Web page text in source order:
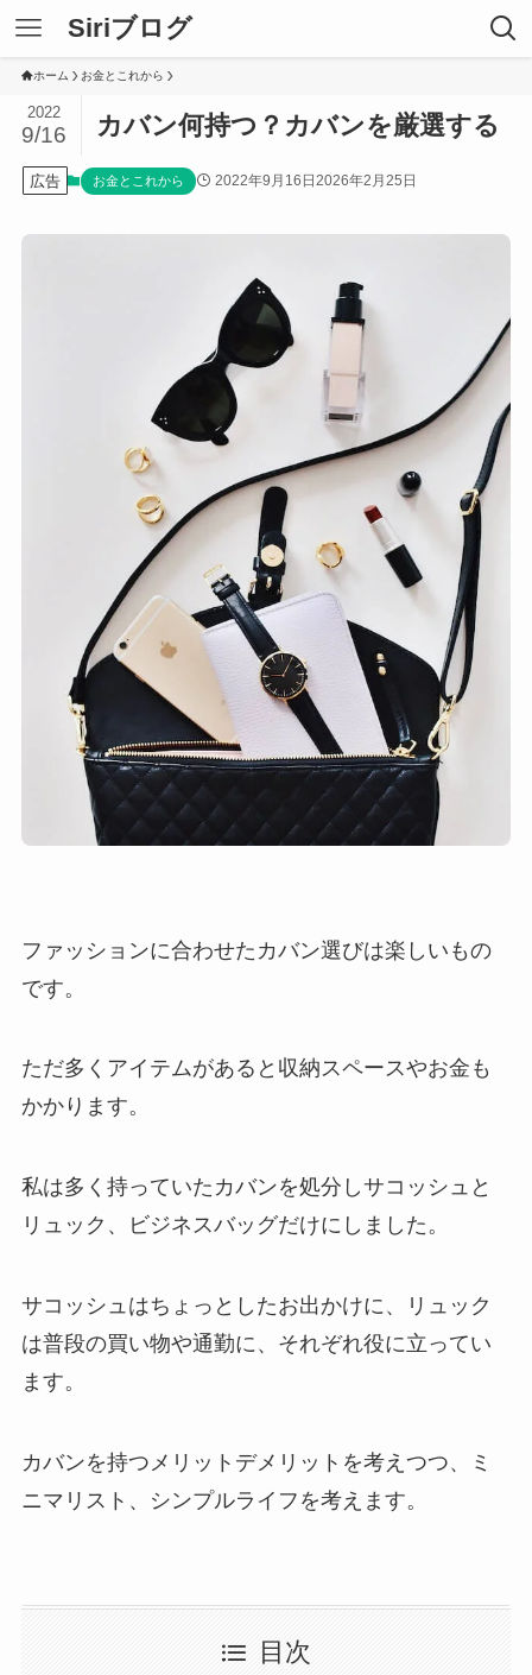
Siriブログ
ホーム お金とこれから
カバン何持つ？カバンを厳選する
2022
9/16
広告 お金とこれから 2022年9月16日 2026年2月25日
ファッションに合わせたカバン選びは楽しいもの
です。
ただ多くアイテムがあると収納スペースやお金も
かかります。
私は多く持っていたカバンを処分しサコッシュと
リュック、ビジネスバッグだけにしました。
サコッシュはちょっとしたお出かけに、リュック
は普段の買い物や通勤に、それぞれ役に立ってい
ます。
カバンを持つメリットデメリットを考えつつ、ミ
ニマリスト、シンプルライフを考えます。
目次